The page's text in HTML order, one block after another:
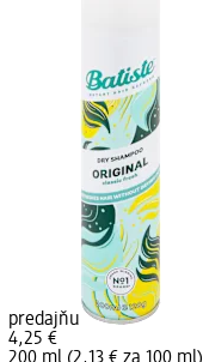
predajňu
4,25 €